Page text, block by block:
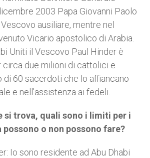
2003 Papa Giovanni Paolo
ausiliare, mentre nel
Vicario apostolico di Arabia.
Uniti il Vescovo Paul Hinder è
circa due milioni di cattolici e
di 60 sacerdoti che lo affiancano
e nell’assistenza ai fedeli.
si trova, quali sono i limiti per i
possono o non possono fare?
Io sono residente ad Abu Dhabi